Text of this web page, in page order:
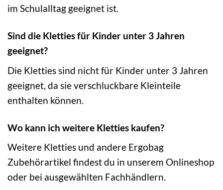
im Schulalltag geeignet ist.
Sind die Kletties für Kinder unter 3 Jahren
geeignet?
Die Kletties sind nicht für Kinder unter 3 Jahren
geeignet, da sie verschluckbare Kleinteile
enthalten können.
Wo kann ich weitere Kletties kaufen?
Weitere Kletties und andere Ergobag
Zubehörartikel findest du in unserem Onlineshop
oder bei ausgewählten Fachhändlern.